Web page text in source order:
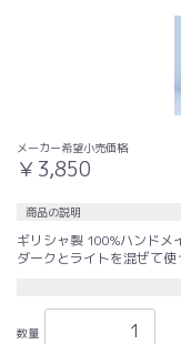
メーカー希望小売価格
￥3,850
商品の説明
ギリシャ製 100%ハンド
ダークとライトを混ぜて使
数量